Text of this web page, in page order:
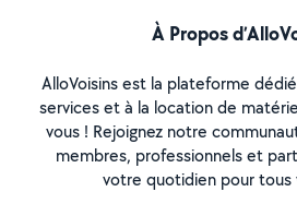
À Propos
AlloVoisins est la plateforme
services et à la location de
vous ! Rejoignez notre
membres, professionnels et
votre quotidien pour tous